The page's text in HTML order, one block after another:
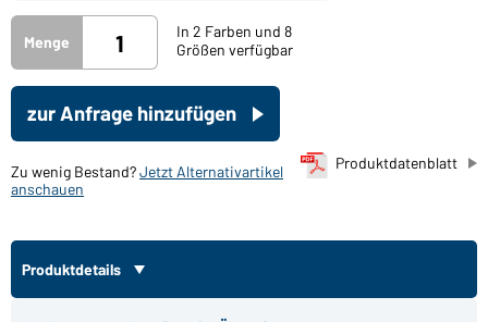
Menge
In 2 Farben und 8
Größen verfügbar
zur Anfrage hinzufügen
Produktdatenblatt
Zu wenig Bestand?Jetzt Alternativartikel
anschauen
Produktdetails